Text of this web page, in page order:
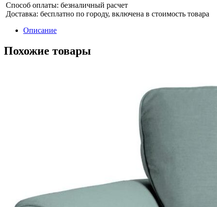
Способ оплаты: безналичный расчет
Доставка: бесплатно по городу, включена в стоимость товара
Описание
Похожие товары